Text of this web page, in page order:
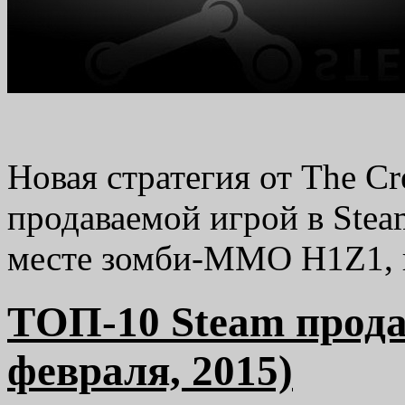
Новая стратегия от The
продаваемой игрой в
месте зомби-ММО H1Z1,
TОП-10 Steam
февраля, 2015)